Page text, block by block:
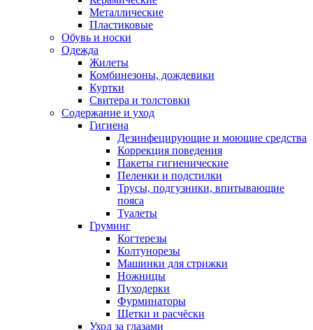
Металлические
Пластиковые
Обувь и носки
Одежда
Жилеты
Комбинезоны, дождевики
Куртки
Свитера и толстовки
Содержание и уход
Гигиена
Дезинфецирующие и моющие средства
Коррекция поведения
Пакеты гигиенические
Пеленки и подстилки
Трусы, подгузники, впитывающие
пояса
Туалеты
Груминг
Когтерезы
Колтунорезы
Машинки для стрижки
Ножницы
Пуходерки
Фурминаторы
Щетки и расчёски
Уход за глазами